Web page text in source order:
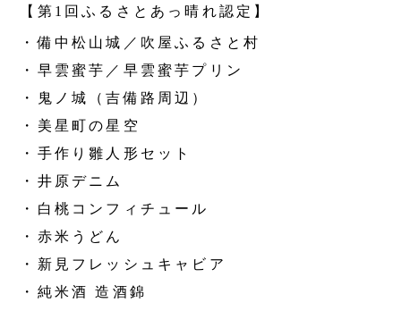
【第1回ふるさとあっ晴れ認定】
・備中松山城／吹屋ふるさと村
・早雲蜜芋／早雲蜜芋プリン
・鬼ノ城（吉備路周辺）
・美星町の星空
・手作り雛人形セット
・井原デニム
・白桃コンフィチュール
・赤米うどん
・新見フレッシュキャビア
・純米酒 造酒錦